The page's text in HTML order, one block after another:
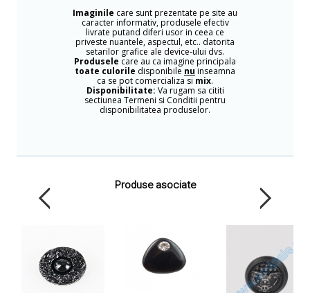
Imaginile care sunt prezentate pe site au
caracter informativ, produsele efectiv
livrate putand diferi usor in ceea ce
priveste nuantele, aspectul, etc.. datorita
setarilor grafice ale device-ului dvs.
Produsele care au ca imagine principala
toate culorile disponibile nu inseamna
ca se pot comercializa si mix.
Disponibilitate: Va rugam sa cititi
sectiunea Termeni si Conditii pentru
disponibilitatea produselor.
Produse asociate